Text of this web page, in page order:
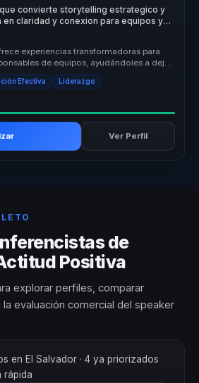
convierte storytelling estrategico y
claridad y conexion para equipos y
experiencias transformadoras para
de equipos, ayudándoles a dejar
Efectiva Liderazgo
Ver Perfil
de
Positiva
explorar perfiles, comparar
evaluación comercial del speaker
en El Salvador · 4 ya priorizados
rápida